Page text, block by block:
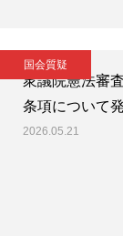
国会質疑
衆議院憲法審
条項について
2026.05.21